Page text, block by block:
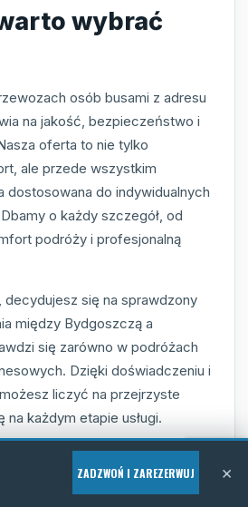
wybrać
osób busami z adresu
na jakość, bezpieczeństwo i
oferta to nie tylko
ale przede wszystkim
dostosowana do indywidualnych
o każdy szczegół, od
podróży i profesjonalną
decydujesz się na sprawdzony
między Bydgoszczą a
się zarówno w podróżach
Dzięki doświadczeniu i
liczyć na przejrzyste
każdym etapie usługi.
to-door
i indywidualne podejście
ZADZWOŃ I ZAREZERWUJ ×